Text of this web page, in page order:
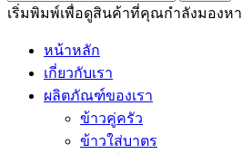
เริ่มพิมพ์เพื่อดูสินค้าที่คุณกำลังมองหา
หน้าหลัก
เกี่ยวกับเรา
ผลิตภัณฑ์ของเรา
ข้าวคู่ครัว
ข้าวใส่บาตร